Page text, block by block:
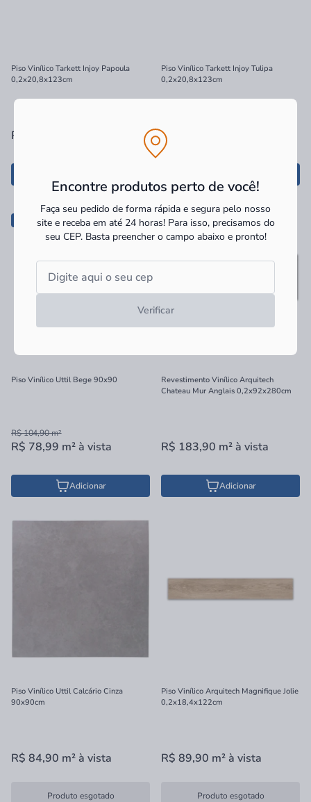
Encontre produtos perto de você!
Faça seu pedido de forma rápida e segura pelo nosso
site e receba em até 24 horas! Para isso, precisamos do
seu CEP. Basta preencher o campo abaixo e pronto!
Verificar
Piso Vinílico Tarkett Injoy Papoula
0,2x20,8x123cm
R$ 107,90
Piso Vinílico Tarkett Injoy Tulipa
0,2x20,8x123cm
R$ 109,90
Piso Vinílico Uttil Bege 90x90
R$ 104,90m²
R$ 78,99 m²à vista
Adicionar
Revestimento Vinílico Arquitech
Chateau Mur Anglais 0,2x92x280cm
R$ 183,90 m²à vista
Adicionar
Piso Vinílico Uttil Calcário Cinza
90x90cm
R$ 84,90 m²à vista
Produto esgotado
Piso Vinílico Arquitech Magnifique Jolie
0,2x18,4x122cm
R$ 89,90 m²à vista
Produto esgotado